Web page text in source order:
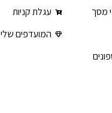
מסך
עגלת קניות
המועדפים שלי